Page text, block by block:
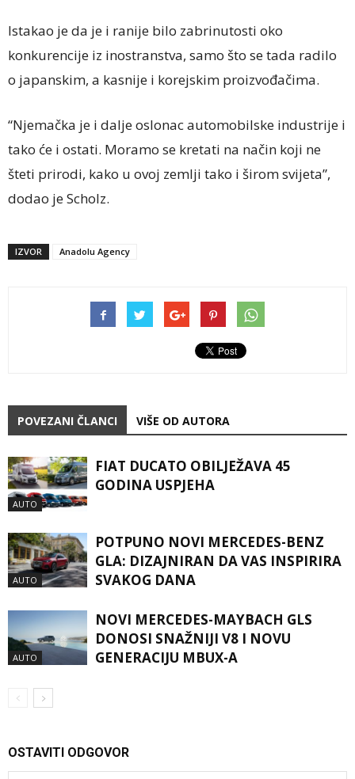
Istakao je da je i ranije bilo zabrinutosti oko
konkurencije iz inostranstva, samo što se tada radilo
o japanskim, a kasnije i korejskim proizvođačima.
“Njemačka je i dalje oslonac automobilske industrije i
tako će i ostati. Moramo se kretati na način koji ne
šteti prirodi, kako u ovoj zemlji tako i širom svijeta”,
dodao je Scholz.
IZVOR Anadolu Agency
POVEZANI ČLANCI VIŠE OD AUTORA
AUTO
FIAT DUCATO OBILJEŽAVA 45
GODINA USPJEHA
AUTO
POTPUNO NOVI MERCEDES-BENZ
GLA: DIZAJNIRAN DA VAS INSPIRIRA
SVAKOG DANA
AUTO
NOVI MERCEDES-MAYBACH GLS
DONOSI SNAŽNIJI V8 I NOVU
GENERACIJU MBUX-A
OSTAVITI ODGOVOR